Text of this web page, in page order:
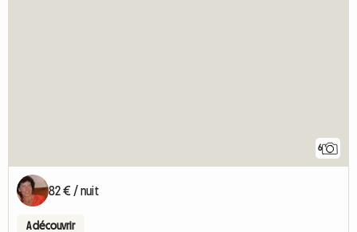
6
82 € / nuit
A découvrir